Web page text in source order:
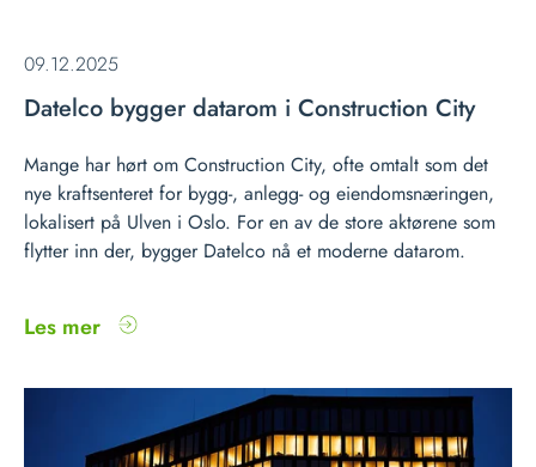
09.12.2025
Datelco bygger datarom i Construction City
Mange har hørt om Construction City, ofte omtalt som det
nye kraftsenteret for bygg-, anlegg- og eiendomsnæringen,
lokalisert på Ulven i Oslo. For en av de store aktørene som
flytter inn der, bygger Datelco nå et moderne datarom.
Les mer